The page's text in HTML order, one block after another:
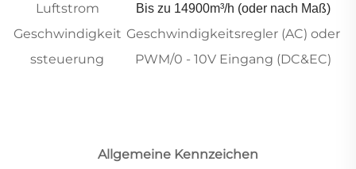
Luftstrom
Bis zu 14900m³/h (oder nach Maß)
Geschwindigkeit
ssteuerung
Geschwindigkeitsregler (AC) oder
PWM/0 - 10V Eingang (DC&EC)
Allgemeine Kennzeichen